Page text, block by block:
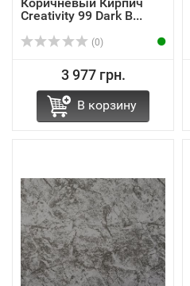
Creativity 99 Dark B...
(0)
3 977 грн.
В корзину